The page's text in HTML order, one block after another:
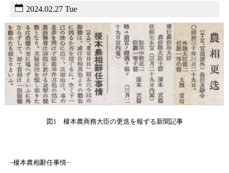
2024.02.27 Tue
図1 榎本農商務大臣の更迭を報ずる新聞記事
−榎本農相辭任事情−